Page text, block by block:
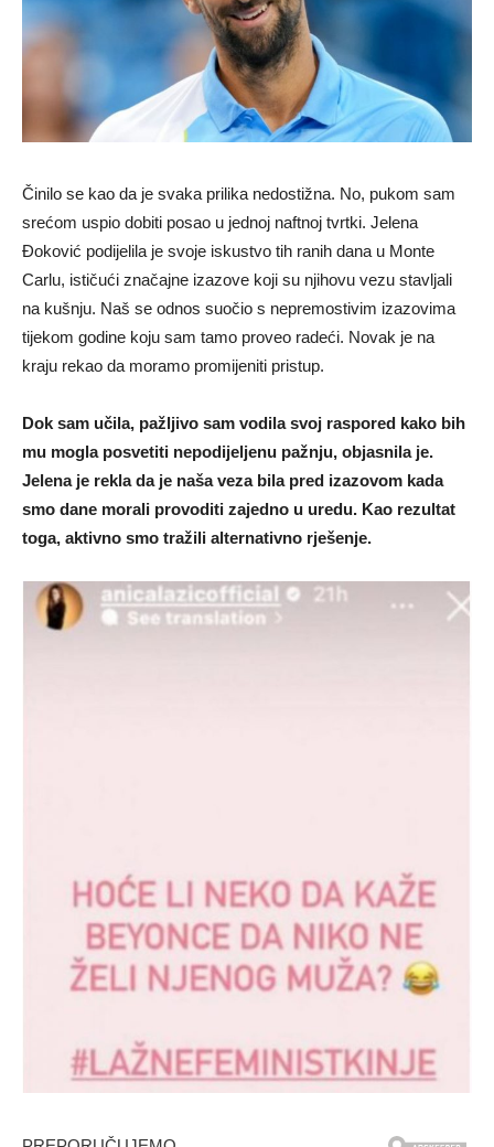
Činilo se kao da je svaka prilika nedostižna. No, pukom sam
srećom uspio dobiti posao u jednoj naftnoj tvrtki. Jelena
Đoković podijelila je svoje iskustvo tih ranih dana u Monte
Carlu, ističući značajne izazove koji su njihovu vezu stavljali
na kušnju. Naš se odnos suočio s nepremostivim izazovima
tijekom godine koju sam tamo proveo radeći. Novak je na
kraju rekao da moramo promijeniti pristup.
Dok sam učila, pažljivo sam vodila svoj raspored kako bih
mu mogla posvetiti nepodijeljenu pažnju, objasnila je.
Jelena je rekla da je naša veza bila pred izazovom kada
smo dane morali provoditi zajedno u uredu. Kao rezultat
toga, aktivno smo tražili alternativno rješenje.